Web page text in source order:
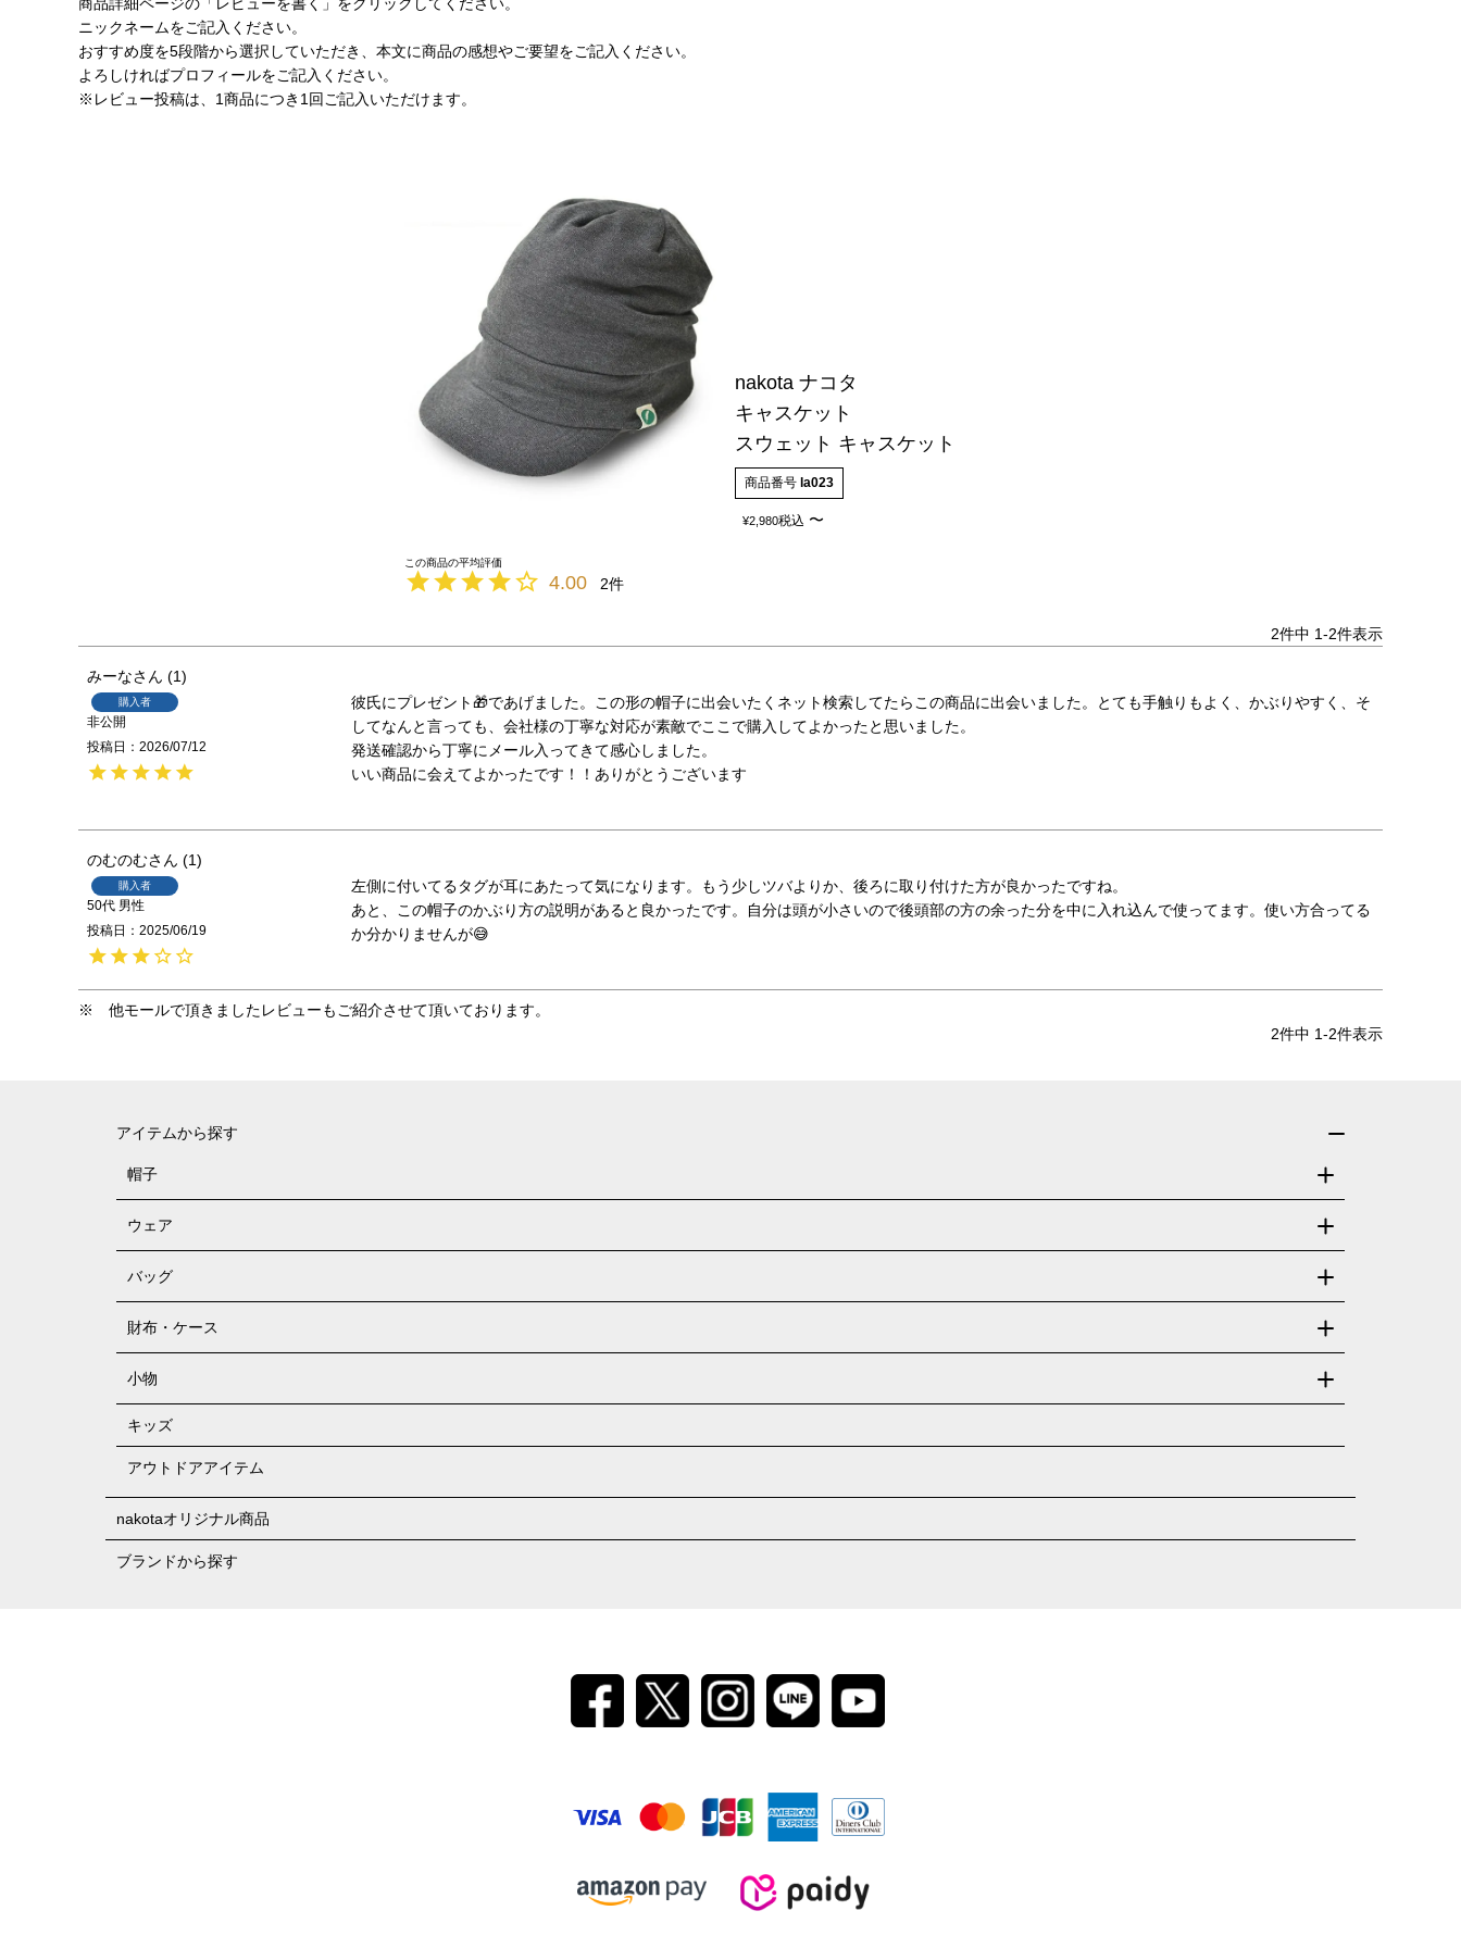
ニックネームをご記入ください。
おすすめ度を5段階から選択していただき、本文に商品の感想やご要望をご記入ください。
よろしければプロフィールをご記入ください。
※レビュー投稿は、1商品につき1回ご記入いただけます。
nakota ナコタ
キャスケット
スウェット キャスケット
商品番号 la023
¥2,980税込 〜
4.00 2
2件中 1-2件表示
みーな 1
購入者
非公開
投稿日
2026/07/12
彼氏にプレゼント🎁であげました。この形の帽子に出会いたくネット検索してたらこの商品に出会いました。とても手触りもよく、かぶりやすく、そ
してなんと言っても、会社様の丁寧な対応が素敵でここで購入してよかったと思いました。
発送確認から丁寧にメール入ってきて感心しました。
いい商品に会えてよかったです！！ありがとうございます
のむのむ 1
購入者
50代 男性
投稿日
2025/06/19
左側に付いてるタグが耳にあたって気になります。もう少しツバよりか、後ろに取り付けた方が良かったですね。
あと、この帽子のかぶり方の説明があると良かったです。自分は頭が小さいので後頭部の方の余った分を中に入れ込んで使ってます。使い方合ってる
か分かりませんが😅
2件中 1-2件表示
アイテムから探す
帽子
ウェア
バッグ
財布・ケース
小物
キッズ
アウトドアアイテム
nakotaオリジナル商品
ブランドから探す